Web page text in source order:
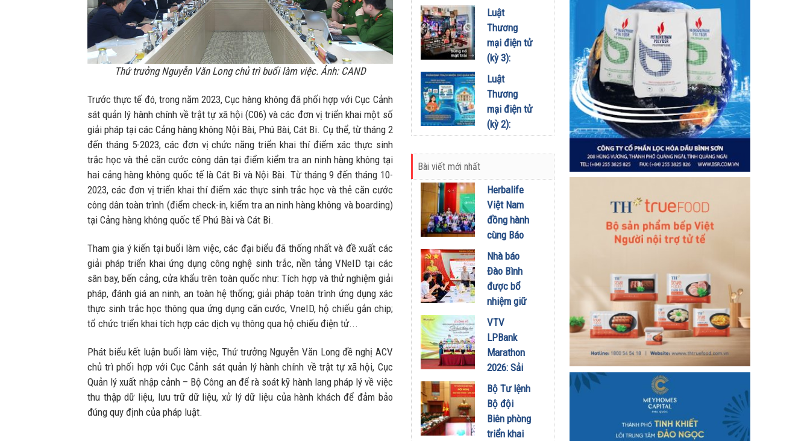
Thứ trưởng Nguyễn Văn Long chủ trì buổi làm việc. Ảnh: CAND
Trước thực tế đó, trong năm 2023, Cục hàng không đã phối hợp với Cục Cảnh
sát quản lý hành chính về trật tự xã hội (C06) và các đơn vị triển khai một số
giải pháp tại các Cảng hàng không Nội Bài, Phú Bài, Cát Bi. Cụ thể, từ tháng 2
đến tháng 5-2023, các đơn vị chức năng triển khai thí điểm xác thực sinh
trắc học và thẻ căn cước công dân tại điểm kiểm tra an ninh hàng không tại
hai cảng hàng không quốc tế là Cát Bi và Nội Bài. Từ tháng 9 đến tháng 10-
2023, các đơn vị triển khai thí điểm xác thực sinh trắc học và thẻ căn cước
công dân toàn trình (điểm check-in, kiểm tra an ninh hàng không và boarding)
tại Cảng hàng không quốc tế Phú Bài và Cát Bi.
Tham gia ý kiến tại buổi làm việc, các đại biểu đã thống nhất và đề xuất các
giải pháp triển khai ứng dụng công nghệ sinh trắc, nền tảng VNeID tại các
sân bay, bến cảng, cửa khẩu trên toàn quốc như: Tích hợp và thử nghiệm giải
pháp, đánh giá an ninh, an toàn hệ thống; giải pháp toàn trình ứng dụng xác
thực sinh trắc học thông qua ứng dụng căn cước, VneID, hộ chiếu gắn chip;
tổ chức triển khai tích hợp các dịch vụ thông qua hộ chiếu điện tử...
Phát biểu kết luận buổi làm việc, Thứ trưởng Nguyễn Văn Long đề nghị ACV
chủ trì phối hợp với Cục Cảnh sát quản lý hành chính về trật tự xã hội, Cục
Quản lý xuất nhập cảnh – Bộ Công an để rà soát kỹ hành lang pháp lý về việc
thu thập dữ liệu, lưu trữ dữ liệu, xử lý dữ liệu của hành khách để đảm bảo
đúng quy định của pháp luật.
những
động lực
phát triển
mới từ
chính lợi
thế của
một tỉnh
biên giới
14/07/2026
Luật
Thương
mại điện tử
(kỳ 3):
Chuẩn hóa
Livestream,
tiếp thị liên
kết và quản
lý thông
số
03/07/2026
Luật
Thương
mại điện tử
(kỳ 2):
Phân định
trách
quản nền
tảng để
bảo vệ
người tiêu
02/07/2026
Bài viết mới nhất
Herbalife
Việt Nam
đồng hành
cùng Báo
Sức khỏe
và Đời
sống tổ
chức Cuộc
thi “Tôi
Khỏe Đẹp
Hơn” lần
thứ 5 để
khuyến
khích mọi
người trở
thành
phiên bản
Nhà báo
Đào Bình
được bổ
nhiệm giữ
chức Tổng
Biên tập
Tạp chí
Doanh
Đầu tư
01/08/2026
VTV
LPBank
Marathon
2026: Sải
bước qua
miền Di
sản, lan
tỏa giá trị
Bộ Tư lệnh
Bộ đội
Biên phòng
triển khai